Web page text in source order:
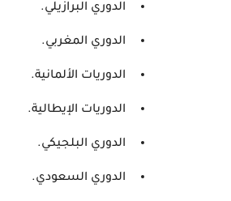
الدوري البرازيلي.
الدوري المغربي.
الدوريات الألمانية.
الدوريات الإيطالية.
الدوري البلجيكي.
الدوري السعودي.